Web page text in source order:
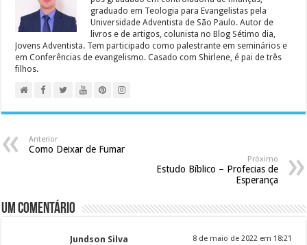
graduado em Teologia para Evangelistas pela
Universidade Adventista de São Paulo. Autor de
livros e de artigos, colunista no Blog Sétimo dia,
Jovens Adventista. Tem participado como palestrante em seminários e
em Conferências de evangelismo. Casado com Shirlene, é pai de três
filhos.
Anterior
Como Deixar de Fumar
Próximo
Estudo Bíblico – Profecias de
Esperança
Um comentário
Jundson Silva 8 de maio de 2022 em 18:21